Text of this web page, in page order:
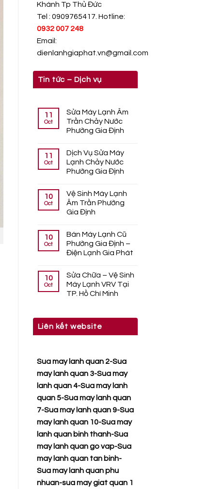
Khánh Tp Thủ Đức
Tel : 0909765417. Hotline:
0932 007 248
Email:
dienlanhgiaphat.vn@gmail.com
Tin tức – Dịch vụ
11
Oct
Sửa Máy Lạnh Âm
Trần Chảy Nước
Phường Gia Định
11
Oct
Dịch Vụ Sửa Máy
Lạnh Chảy Nước
Phường Gia Định
10
Oct
Vệ Sinh Máy Lạnh
Âm Trần Phường
Gia Định
10
Oct
Bán Máy Lạnh Cũ
Phường Gia Định –
Điện Lạnh Gia Phát
10
Oct
Sửa Chữa – Vệ Sinh
Máy Lạnh VRV Tại
TP. Hồ Chí Minh
Liên kết website
Sua may lanh quan 2-Sua
may lanh quan 3-Sua may
lanh quan 4-Sua may lanh
quan 5-Sua may lanh quan
7-Sua may lanh quan 9-Sua
may lanh quan 10-Sua may
lanh quan binh thanh-Sua
may lanh quan go vap-Sua
may lanh quan tan binh-
Sua may lanh quan phu
nhuan-sua may giat quan 1